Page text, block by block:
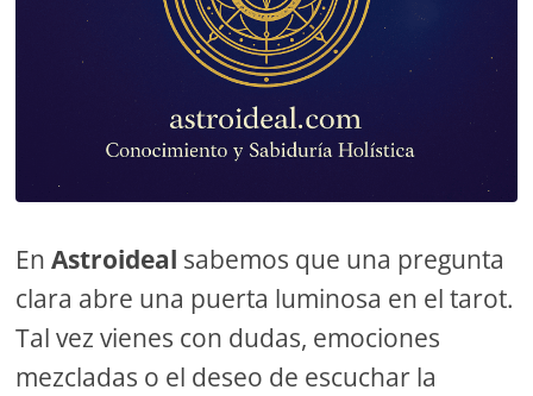
EnAstroideal sabemos que una pregunta
clara abre una puerta luminosa en el tarot.
Tal vez vienes con dudas, emociones
mezcladas o el deseo de escuchar la